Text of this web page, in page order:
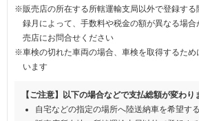
※販売店の所在する所轄運輸支局以外で登録する
録月によって、手数料や税金の額が異なる場
売店にお問合せください
※車検の切れた車両の場合、車検を取得するため
います
【ご注意】以下の場合などで支払総額が変わり
自宅などの指定の場所へ陸送納車を希望す